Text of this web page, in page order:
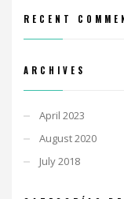
RECENT
ARCHIVES
April 2023
August 2020
July 2018